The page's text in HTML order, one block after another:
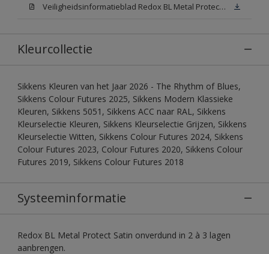
Veiligheidsinformatieblad Redox BL Metal Protect Satin White W05 (MSDS)
Kleurcollectie
Sikkens Kleuren van het Jaar 2026 - The Rhythm of Blues,
Sikkens Colour Futures 2025, Sikkens Modern Klassieke
Kleuren, Sikkens 5051, Sikkens ACC naar RAL, Sikkens
Kleurselectie Kleuren, Sikkens Kleurselectie Grijzen, Sikkens
Kleurselectie Witten, Sikkens Colour Futures 2024, Sikkens
Colour Futures 2023, Colour Futures 2020, Sikkens Colour
Futures 2019, Sikkens Colour Futures 2018
Systeeminformatie
Redox BL Metal Protect Satin onverdund in 2 à 3 lagen
aanbrengen.